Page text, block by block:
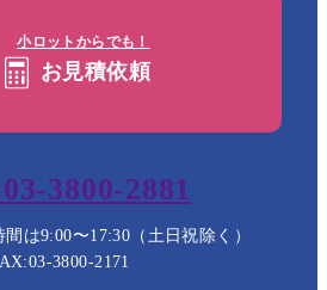
小ロットからでも！
お見積依頼
3800-2881
は9:00〜17:30（土日祝除く）
3800-2171